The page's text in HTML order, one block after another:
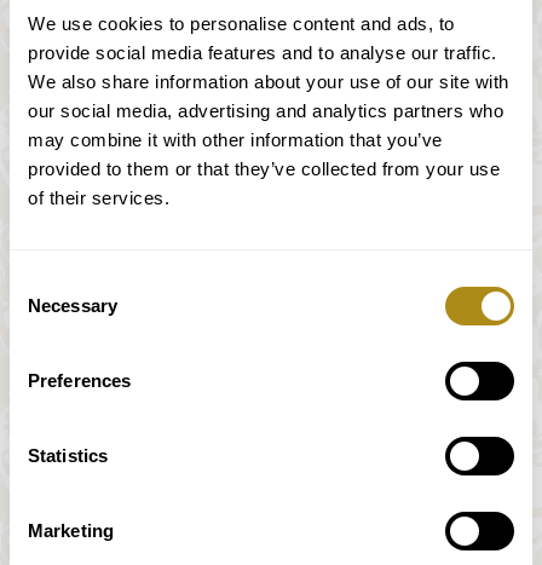
We use cookies to personalise content and ads, to
provide social media features and to analyse our traffic.
We also share information about your use of our site with
our social media, advertising and analytics partners who
may combine it with other information that you’ve
provided to them or that they’ve collected from your use
of their services.
Selection
Necessary
Preferences
Statistics
Marketing
Senior
27.00